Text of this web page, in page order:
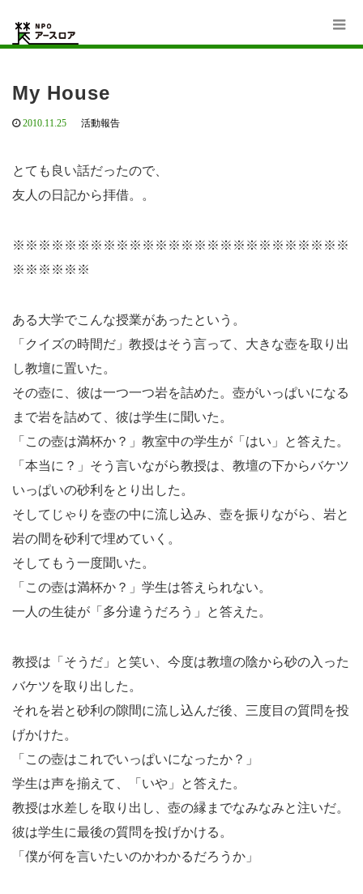
My House
2010.11.25 活動報告
とても良い話だったので、
友人の日記から拝借。。
※※※※※※※※※※※※※※※※※※※※※※※※※※
※※※※※※
ある大学でこんな授業があったという。
「クイズの時間だ」教授はそう言って、大きな壺を取り出
し教壇に置いた。
その壺に、彼は一つ一つ岩を詰めた。壺がいっぱいになる
まで岩を詰めて、彼は学生に聞いた。
「この壺は満杯か？」教室中の学生が「はい」と答えた。
「本当に？」そう言いながら教授は、教壇の下からバケツ
いっぱいの砂利をとり出した。
そしてじゃりを壺の中に流し込み、壺を振りながら、岩と
岩の間を砂利で埋めていく。
そしてもう一度聞いた。
「この壺は満杯か？」学生は答えられない。
一人の生徒が「多分違うだろう」と答えた。
教授は「そうだ」と笑い、今度は教壇の陰から砂の入った
バケツを取り出した。
それを岩と砂利の隙間に流し込んだ後、三度目の質問を投
げかけた。
「この壺はこれでいっぱいになったか？」
学生は声を揃えて、「いや」と答えた。
教授は水差しを取り出し、壺の縁までなみなみと注いだ。
彼は学生に最後の質問を投げかける。
「僕が何を言いたいのかわかるだろうか」